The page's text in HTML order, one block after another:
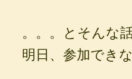
。。。とそんな
明日、参加でき